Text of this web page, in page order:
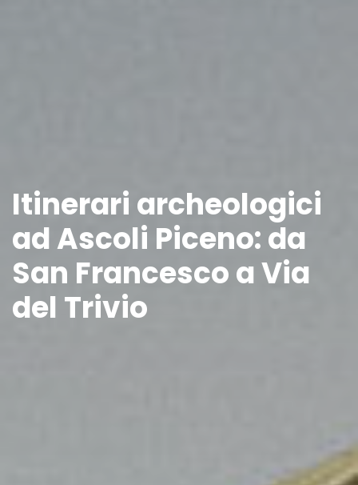
Itinerari archeologici
ad Ascoli Piceno: da
San Francesco a Via
del Trivio